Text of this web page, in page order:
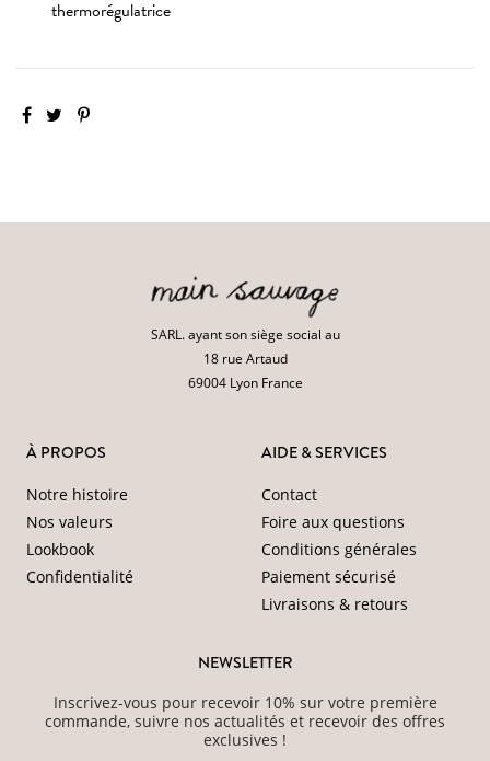
thermorégulatrice
SARL. ayant son siège social au
18 rue Artaud
69004 Lyon France
À PROPOS
Notre histoire
Nos valeurs
Lookbook
Confidentialité
AIDE & SERVICES
Contact
Foire aux questions
Conditions générales
Paiement sécurisé
Livraisons & retours
NEWSLETTER
Inscrivez-vous pour recevoir 10% sur votre première
commande, suivre nos actualités et recevoir des offres
exclusives !